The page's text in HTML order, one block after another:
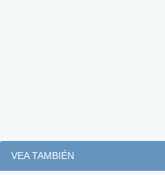
VEA TAMBIÉN